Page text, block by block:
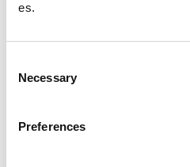
es.
Necessary
Preferences
飯田橋駅（東京メトロ南北線）構内の